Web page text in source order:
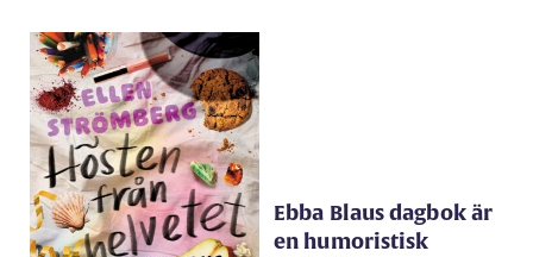
Ebba Blaus dagbok är
en humoristisk